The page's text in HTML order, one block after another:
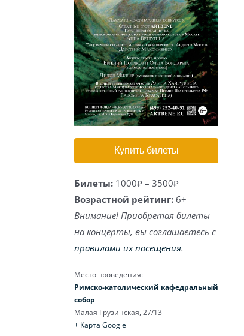
Купить билеты
Билеты: 1000₽ – 3500₽
Возрастной рейтинг:6+
Внимание! Приобретая билеты
на концерты, вы соглашаетесь с
правилами их посещения.
Место проведения:
Римско-католический кафедральный
собор
Малая Грузинская, 27/13
+ Карта Google